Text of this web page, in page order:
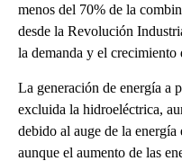
menos del 70% de la
desde la Revolución
la demanda y el crecimiento
La generación de energía a
excluida la hidroeléctrica,
debido al auge de la
aunque el aumento de las